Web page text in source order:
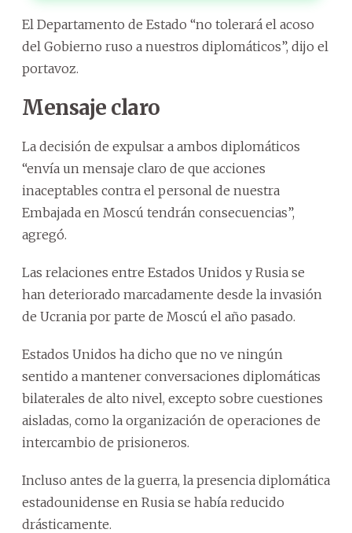
El Departamento de Estado “no tolerará el acoso
del Gobierno ruso a nuestros diplomáticos”, dijo el
portavoz.
Mensaje claro
La decisión de expulsar a ambos diplomáticos
“envía un mensaje claro de que acciones
inaceptables contra el personal de nuestra
Embajada en Moscú tendrán consecuencias”,
agregó.
Las relaciones entre Estados Unidos y Rusia se
han deteriorado marcadamente desde la invasión
de Ucrania por parte de Moscú el año pasado.
Estados Unidos ha dicho que no ve ningún
sentido a mantener conversaciones diplomáticas
bilaterales de alto nivel, excepto sobre cuestiones
aisladas, como la organización de operaciones de
intercambio de prisioneros.
Incluso antes de la guerra, la presencia diplomática
estadounidense en Rusia se había reducido
drásticamente.